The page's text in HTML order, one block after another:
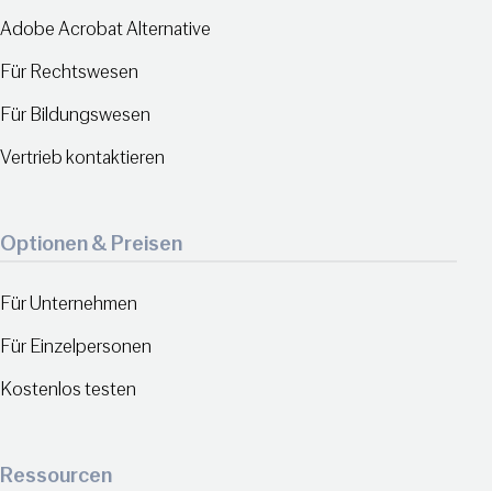
Adobe Acrobat Alternative
Für Rechtswesen
Für Bildungswesen
Vertrieb kontaktieren
Optionen & Preisen
Für Unternehmen
Für Einzelpersonen
Kostenlos testen
Ressourcen